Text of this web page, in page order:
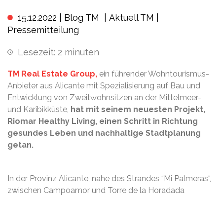
15.12.2022 | Blog TM Aktuell TM
Pressemitteilung
Lesezeit: 2 minuten
TM Real Estate Group, ein führender Wohntourismus-
Anbieter aus Alicante mit Spezialisierung auf Bau und
Entwicklung von Zweitwohnsitzen an der Mittelmeer-
und Karibikküste, hat mit seinem neuesten Projekt,
Riomar Healthy Living, einen Schritt in Richtung
gesundes Leben und nachhaltige Stadtplanung
getan.
In der Provinz Alicante, nahe des Strandes “Mi Palmeras“,
zwischen Campoamor und Torre de la Horadada